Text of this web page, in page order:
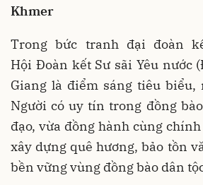
Khmer
Trong bức tranh đại đoàn
Hội Đoàn kết Sư sãi Yêu nước
Giang là điểm sáng tiêu
Người có uy tín trong đồng
đạo, vừa đồng hành cùng
xây dựng quê hương, bảo tồn
bền vững vùng đồng bào dân